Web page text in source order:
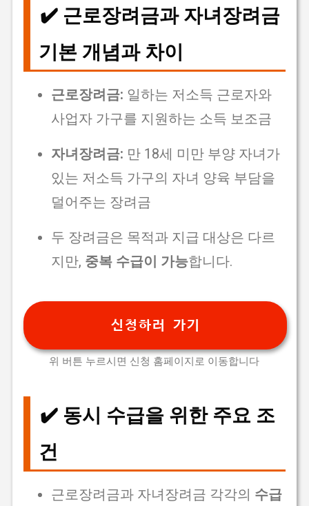
✔️ 근로장려금과 자녀장려금
기본 개념과 차이
근로장려금: 일하는 저소득 근로자와
사업자 가구를 지원하는 소득 보조금
자녀장려금: 만 18세 미만 부양 자녀가
있는 저소득 가구의 자녀 양육 부담을
덜어주는 장려금
두 장려금은 목적과 지급 대상은 다르
지만, 중복 수급이 가능합니다.
신청하러 가기
위 버튼 누르시면 신청 홈페이지로 이동합니다
✔️ 동시 수급을 위한 주요 조
건
근로장려금과 자녀장려금 각각의 수급